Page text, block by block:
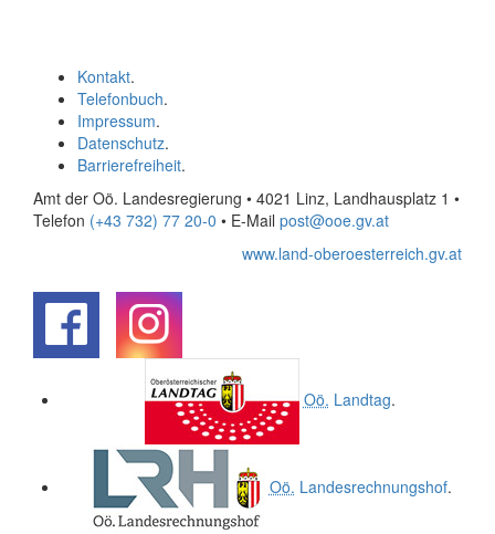
Kontakt.
Telefonbuch.
Impressum.
Datenschutz.
Barrierefreiheit.
Amt der Oö. Landesregierung • 4021 Linz, Landhausplatz 1 •
Telefon (+43 732) 77 20-0 • E-Mail post@ooe.gv.at
www.land-oberoesterreich.gv.at
Oö. Landtag.
Oö. Landesrechnungshof.